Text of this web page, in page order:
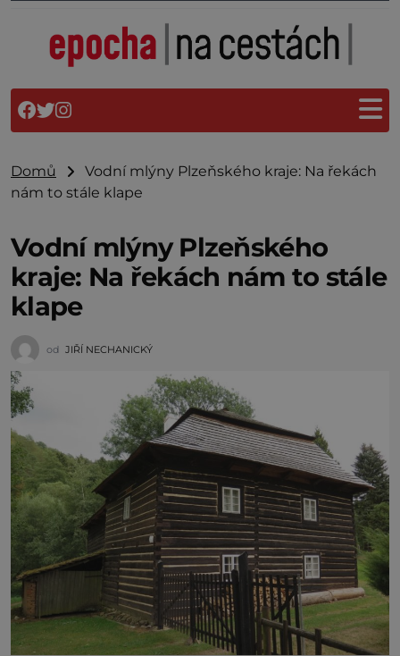
Domů
Vodní mlýny Plzeňského kraje: Na řekách
nám to stále klape
Vodní mlýny Plzeňského
kraje: Na řekách nám to stále
klape
od JIŘÍ NECHANICKÝ